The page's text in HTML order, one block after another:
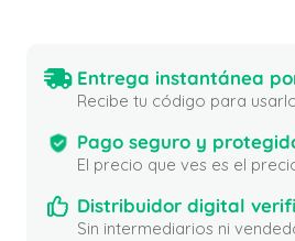
Entrega instantánea
Recibe tu código para
Pago seguro y
El precio que ves es el
Distribuidor digital
Sin intermediarios ni